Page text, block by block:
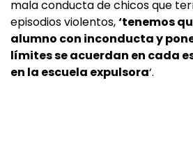
mala conducta de chicos que
episodios violentos,‘tenemos
alumno con inconducta y
límites se acuerdan en cada
en la escuela expulsora‘.